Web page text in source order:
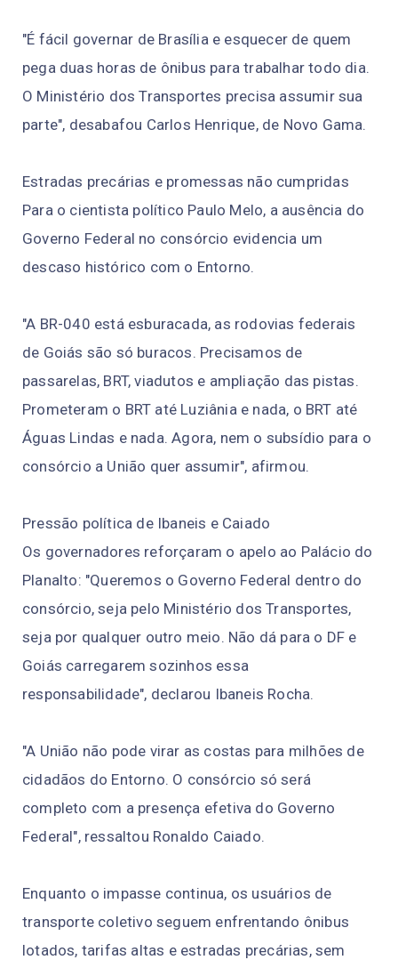
"É fácil governar de Brasília e esquecer de quem
pega duas horas de ônibus para trabalhar todo dia.
O Ministério dos Transportes precisa assumir sua
parte", desabafou Carlos Henrique, de Novo Gama.
Estradas precárias e promessas não cumpridas
Para o cientista político Paulo Melo, a ausência do
Governo Federal no consórcio evidencia um
descaso histórico com o Entorno.
"A BR-040 está esburacada, as rodovias federais
de Goiás são só buracos. Precisamos de
passarelas, BRT, viadutos e ampliação das pistas.
Prometeram o BRT até Luziânia e nada, o BRT até
Águas Lindas e nada. Agora, nem o subsídio para o
consórcio a União quer assumir", afirmou.
Pressão política de Ibaneis e Caiado
Os governadores reforçaram o apelo ao Palácio do
Planalto: "Queremos o Governo Federal dentro do
consórcio, seja pelo Ministério dos Transportes,
seja por qualquer outro meio. Não dá para o DF e
Goiás carregarem sozinhos essa
responsabilidade", declarou Ibaneis Rocha.
"A União não pode virar as costas para milhões de
cidadãos do Entorno. O consórcio só será
completo com a presença efetiva do Governo
Federal", ressaltou Ronaldo Caiado.
Enquanto o impasse continua, os usuários de
transporte coletivo seguem enfrentando ônibus
lotados, tarifas altas e estradas precárias, sem